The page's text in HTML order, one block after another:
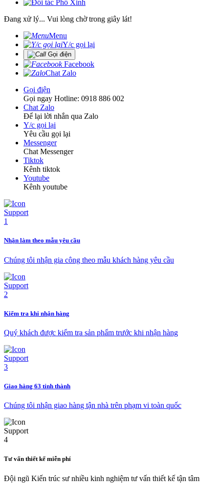
Đang xử lý... Vui lòng chờ trong giây lát!
Menu
Y/c gọi lại
Gọi điện
Facebook
Chat Zalo
Gọi điện
Gọi ngay Hotline: 0918 886 002
Chat Zalo
Để lại lời nhắn qua Zalo
Y/c gọi lại
Yêu cầu gọi lại
Messenger
Chat Messenger
Tiktok
Kênh tiktok
Youtube
Kênh youtube
Nhận làm theo mẫu yêu cầu
Chúng tôi nhận gia công theo mẫu khách hàng yêu cầu
Kiểm tra khi nhận hàng
Quý khách được kiểm tra sản phẩm trước khi nhận hàng
Giao hàng 63 tỉnh thành
Chúng tôi nhận giao hàng tận nhà trên phạm vi toàn quốc
Tư vấn thiết kế miễn phí
Đội ngũ Kiến trúc sư nhiều kinh nghiệm tư vấn thiết kế tận tâm